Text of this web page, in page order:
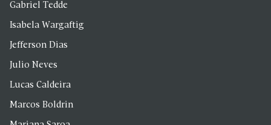
Gabriel Tedde
Isabela Wargaftig
Jefferson Dias
Julio Neves
Lucas Caldeira
Marcos Boldrin